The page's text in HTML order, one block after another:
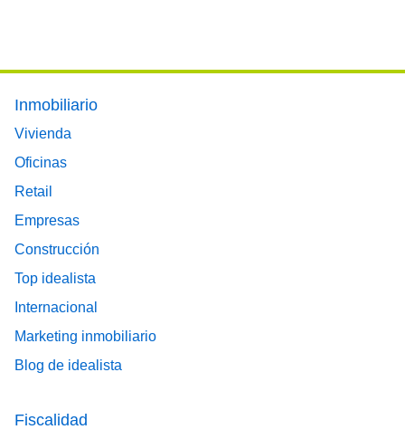
Footer main menu
Inmobiliario
Vivienda
Oficinas
Retail
Empresas
Construcción
Top idealista
Internacional
Marketing inmobiliario
Blog de idealista
Fiscalidad